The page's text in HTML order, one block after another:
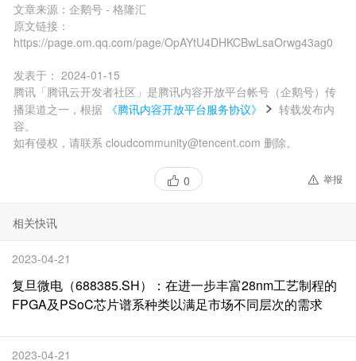
文章来源： 企鹅号 - 格隆汇
原文链接：
https://page.om.qq.com/page/OpAYtU4DHKCBwLsaOrwg43ag0
发表于： 2024-01-15
腾讯「腾讯云开发者社区」是腾讯内容开放平台帐号（企鹅号）传
播渠道之一，根据
《腾讯内容开放平台服务协议》
转载发布内
容。
如有侵权，请联系 cloudcommunity@tencent.com 删除。
0 举报
相关快讯
2023-04-21
复旦微电（688385.SH）：在进一步丰富28nm工艺制程的
FPGA及PSoC芯片谱系种类以满足市场不同层次的需求
2023-04-21